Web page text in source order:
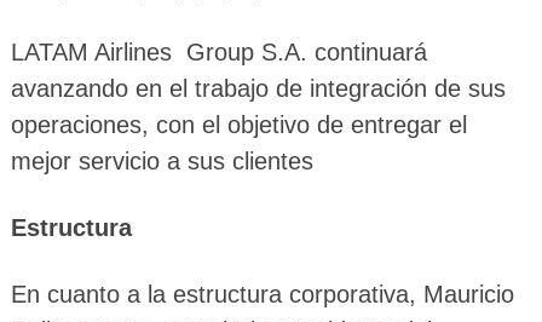
LATAM Airlines Group S.A. continuará
avanzando en el trabajo de integración de sus
operaciones, con el objetivo de entregar el
mejor servicio a sus clientes
Estructura
En cuanto a la estructura corporativa, Mauricio